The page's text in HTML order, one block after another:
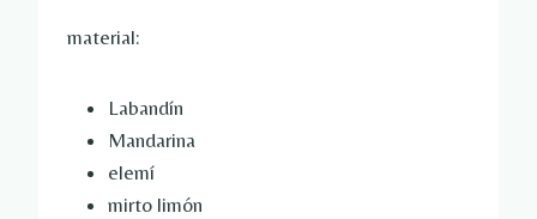
material:
Labandín
Mandarina
elemí
mirto limón